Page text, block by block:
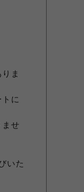
ま
に
ませ
いた